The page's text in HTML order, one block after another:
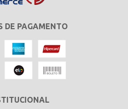
DE PAGAMENTO